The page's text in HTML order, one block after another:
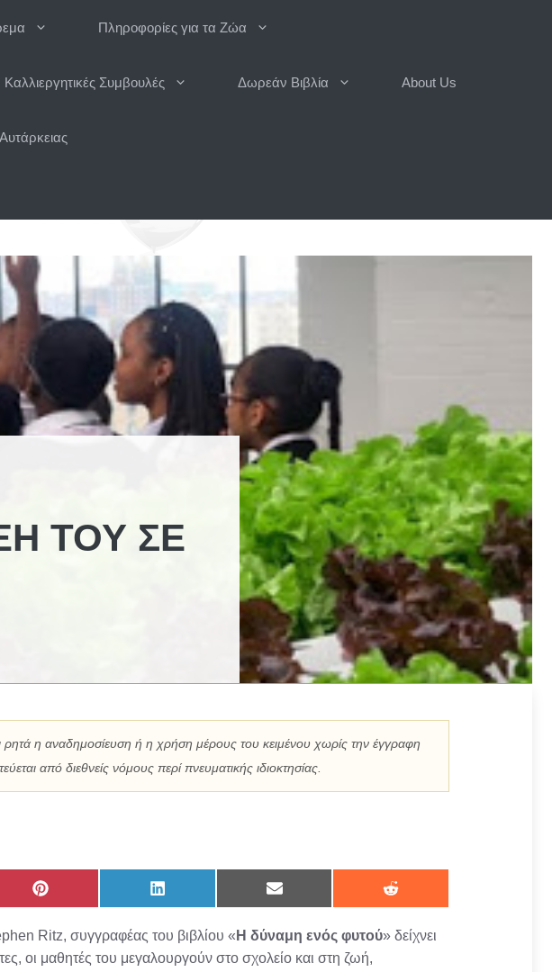
Πληροφορίες για τα Ζώα
Καλλιεργητικές Συμβουλές Δωρεάν Βιβλία About Us
ΤΟΥ ΣΕ
ρητά η αναδημοσίευση ή η χρήση μέρους του κειμένου χωρίς την έγγραφη
από διεθνείς νόμους περί πνευματικής ιδιοκτησίας.
Share
on
Share
on
Share
on
Share
on
Ritz, συγγραφέας του βιβλίου « Η δύναμη ενός φυτού» δείχνει
οι μαθητές του μεγαλουργούν στο σχολείο και στη ζωή,